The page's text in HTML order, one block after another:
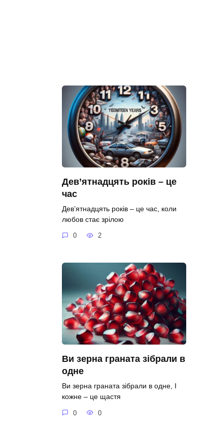
Дев’ятнадцять років – це
час
Дев’ятнадцять років – це час, коли
любов стає зрілою
0 2
Ви зерна граната зібрали в
одне
Ви зерна граната зібрали в одне, І
кожне – це щастя
0 0